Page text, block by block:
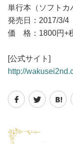
単行本（ソフトカ
発売日：2017/3/4
価 格：1800円+
[公式サイト]
http://